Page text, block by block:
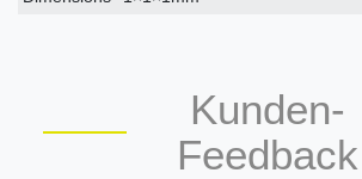
Kunden-
Feedback